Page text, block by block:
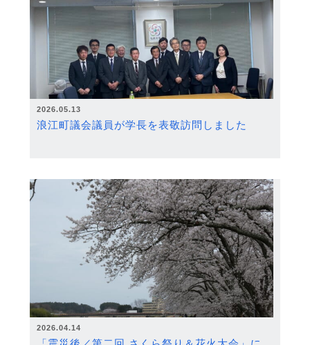
2026.05.13
浪江町議会議員が学長を表敬訪問しました
2026.04.14